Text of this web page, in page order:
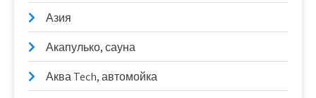
Азия
Акапулько, сауна
Аква Tech, автомойка